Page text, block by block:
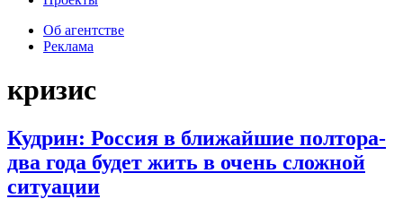
Об агентстве
Реклама
кризис
Кудрин: Россия в ближайшие полтора-
два года будет жить в очень сложной
ситуации